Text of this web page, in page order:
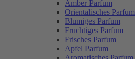
Amber Parfum
Orientalisches Parfum
Blumiges Parfum
Fruchtiges Parfum
Frisches Parfum
Apfel Parfum